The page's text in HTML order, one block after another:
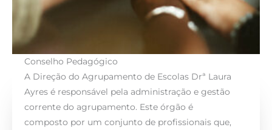
Conselho Pedagógico
A Direção do Agrupamento de Escolas Drª Laura
Ayres é responsável pela administração e gestão
corrente do agrupamento. Este órgão é
composto por um conjunto de profissionais que,